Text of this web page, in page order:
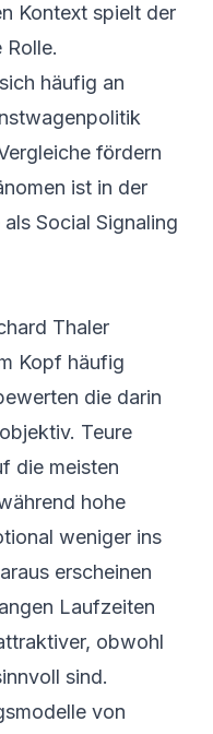
Kontext spielt der
häufig an
fördern
ist in der
Social Signaling
Thaler
Kopf häufig
die darin
Teure
die meisten
hohe
weniger ins
erscheinen
Laufzeiten
obwohl
sind.
von